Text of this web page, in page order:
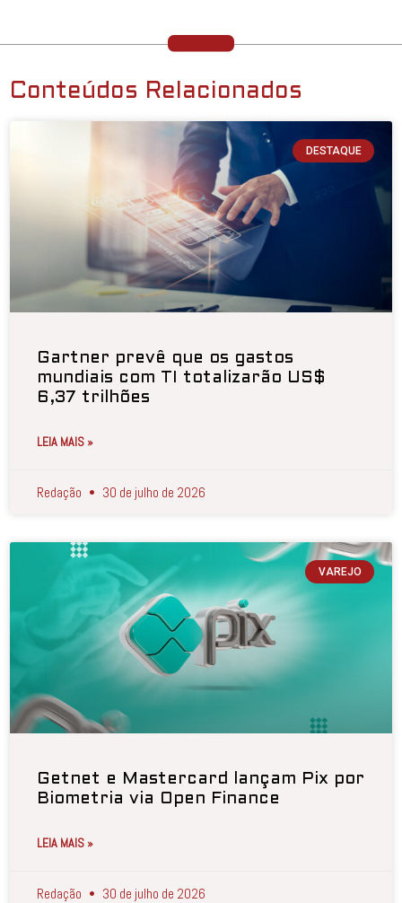
Conteúdos Relacionados
DESTAQUE
Gartner prevê que os gastos
mundiais com TI totalizarão US$
6,37 trilhões
LEIA MAIS »
Redação 30 de julho de 2026
VAREJO
Getnet e Mastercard lançam Pix por
Biometria via Open Finance
LEIA MAIS »
Redação 30 de julho de 2026